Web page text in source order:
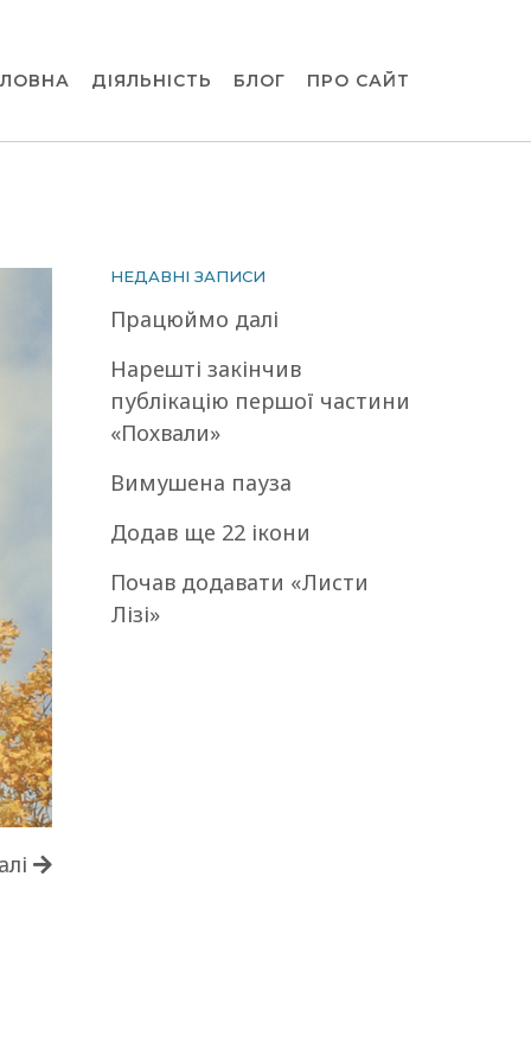
ДІЯЛЬНІСТЬ БЛОГ ПРО САЙТ
НЕДАВНІ ЗАПИСИ
Працюймо далі
Нарешті закінчив
публікацію першої частини
«Похвали»
Вимушена пауза
Додав ще 22 ікони
Почав додавати «Листи
Лізі»